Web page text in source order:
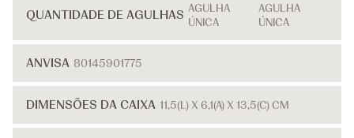
QUANTIDADE DE AGULHAS AGULHA
ÚNICA
AGULHA
ÚNICA
ANVISA 80145901775
DIMENSÕES DA CAIXA 11,5(L) X 6,1(A) X 13,5(C) CM